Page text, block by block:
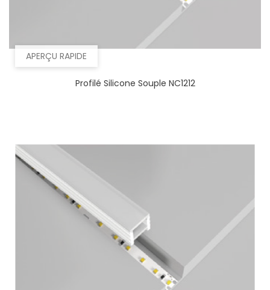
APERÇU RAPIDE
Profilé Silicone Souple NC1212